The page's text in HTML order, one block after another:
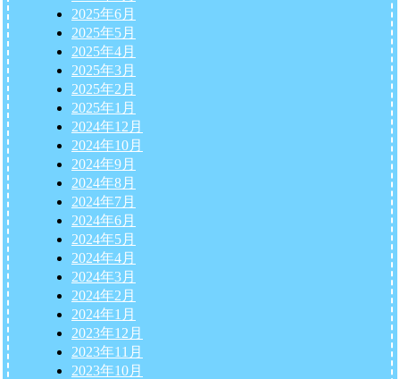
2025年6月
2025年5月
2025年4月
2025年3月
2025年2月
2025年1月
2024年12月
2024年10月
2024年9月
2024年8月
2024年7月
2024年6月
2024年5月
2024年4月
2024年3月
2024年2月
2024年1月
2023年12月
2023年11月
2023年10月